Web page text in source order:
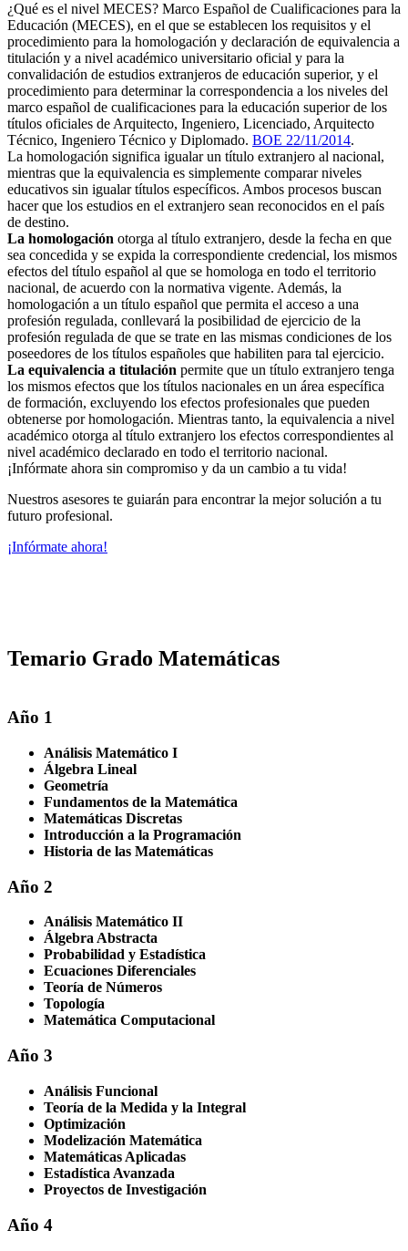
¿Qué es el nivel MECES? Marco Español de Cualificaciones para la
Educación (MECES), en el que se establecen los requisitos y el
procedimiento para la homologación y declaración de equivalencia a
titulación y a nivel académico universitario oficial y para la
convalidación de estudios extranjeros de educación superior, y el
procedimiento para determinar la correspondencia a los niveles del
marco español de cualificaciones para la educación superior de los
títulos oficiales de Arquitecto, Ingeniero, Licenciado, Arquitecto
Técnico, Ingeniero Técnico y Diplomado. BOE 22/11/2014.
La homologación significa igualar un título extranjero al nacional,
mientras que la equivalencia es simplemente comparar niveles
educativos sin igualar títulos específicos. Ambos procesos buscan
hacer que los estudios en el extranjero sean reconocidos en el país
de destino.
La homologación otorga al título extranjero, desde la fecha en que
sea concedida y se expida la correspondiente credencial, los mismos
efectos del título español al que se homologa en todo el territorio
nacional, de acuerdo con la normativa vigente. Además, la
homologación a un título español que permita el acceso a una
profesión regulada, conllevará la posibilidad de ejercicio de la
profesión regulada de que se trate en las mismas condiciones de los
poseedores de los títulos españoles que habiliten para tal ejercicio.
La equivalencia a titulación permite que un título extranjero tenga
los mismos efectos que los títulos nacionales en un área específica
de formación, excluyendo los efectos profesionales que pueden
obtenerse por homologación. Mientras tanto, la equivalencia a nivel
académico otorga al título extranjero los efectos correspondientes al
nivel académico declarado en todo el territorio nacional.
¡Infórmate ahora sin compromiso y da un cambio a tu vida!
Nuestros asesores te guiarán para encontrar la mejor solución a tu
futuro profesional.
¡Infórmate ahora!
Temario Grado Matemáticas
Año 1
Análisis Matemático I
Álgebra Lineal
Geometría
Fundamentos de la Matemática
Matemáticas Discretas
Introducción a la Programación
Historia de las Matemáticas
Año 2
Análisis Matemático II
Álgebra Abstracta
Probabilidad y Estadística
Ecuaciones Diferenciales
Teoría de Números
Topología
Matemática Computacional
Año 3
Análisis Funcional
Teoría de la Medida y la Integral
Optimización
Modelización Matemática
Matemáticas Aplicadas
Estadística Avanzada
Proyectos de Investigación
Año 4